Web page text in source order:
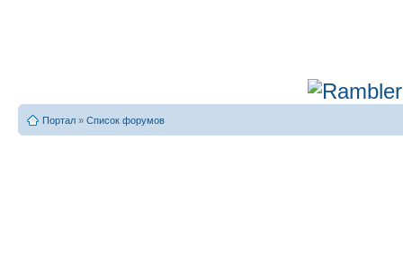
Портал » Список форумов